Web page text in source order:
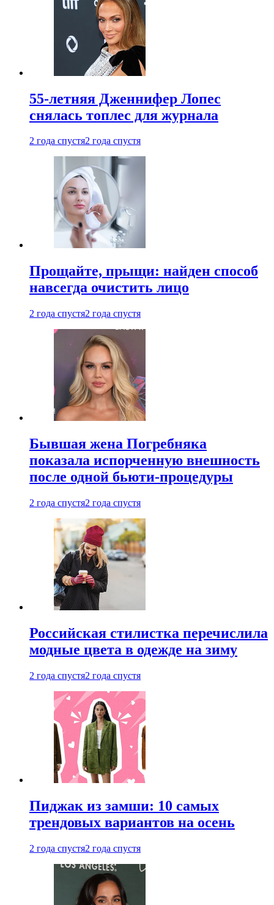
55-летняя Дженнифер Лопес
снялась топлес для журнала
2 года спустя2 года спустя
Прощайте, прыщи: найден способ
навсегда очистить лицо
2 года спустя2 года спустя
Бывшая жена Погребняка
показала испорченную внешность
после одной бьюти-процедуры
2 года спустя2 года спустя
Российская стилистка перечислила
модные цвета в одежде на зиму
2 года спустя2 года спустя
Пиджак из замши: 10 самых
трендовых вариантов на осень
2 года спустя2 года спустя